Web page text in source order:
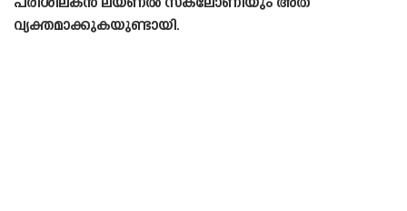
പരിശീലകൻ ലയണൽ സ്‌കലോണിയും അത്
വ്യക്തമാക്കുകയുണ്ടായി.